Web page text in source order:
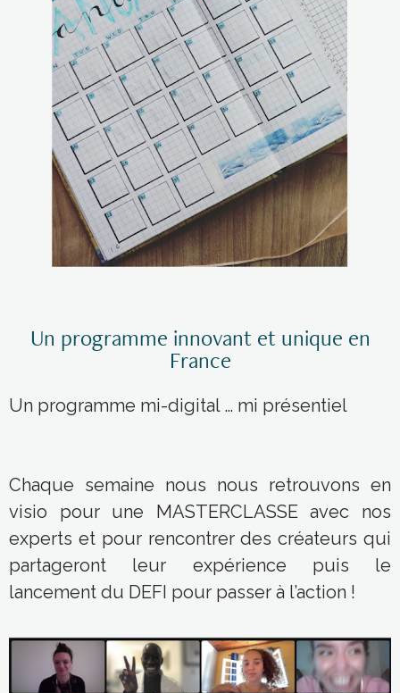
Un programme innovant et unique en
France
Un programme mi-digital … mi présentiel
Chaque semaine nous nous retrouvons en
visio pour une MASTERCLASSE avec nos
experts et pour rencontrer des créateurs qui
partageront leur expérience puis le
lancement du DEFI pour passer à l’action !